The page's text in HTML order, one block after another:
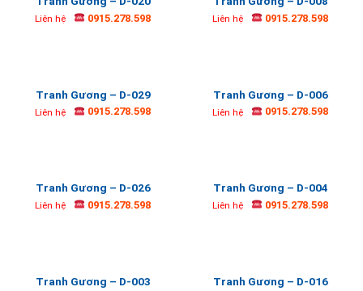
Liên hệ 0915.278.598 Liên hệ 0915.278.598
Tranh Gương – D-029
Liên hệ 0915.278.598
Tranh Gương – D-006
Liên hệ 0915.278.598
Tranh Gương – D-026
Liên hệ 0915.278.598
Tranh Gương – D-004
Liên hệ 0915.278.598
Tranh Gương – D-003 Tranh Gương – D-016